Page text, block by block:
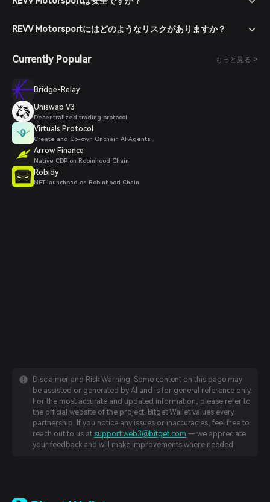
REVV Motorsportにはどのようなリスクがありますか？
Currently Popular もっと見る >
Bridge-Relay
Uniswap V3
Decentralized trading protocol
Virtuals Protocol
Create and Co-own Onchain AI Agents .
Arrow Finance
Native CDP on Robinhood Chain
Robidy
NFT launchpad on Robinhood Chain
Disclaimer and Risk Warning: Some content on this page may
be assisted or generated by AI and is for general reference only.
For the most accurate and updated information, please refer to
the official website of the project. Bitget Wallet values every
partnership. If you notice any issues or inaccuracies, feel free to
reach out to us at support.web3@bitget.com — we appreciate
your feedback and will make improvements where needed.